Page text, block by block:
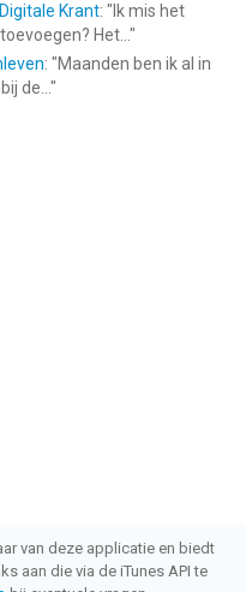
Krant: " Ik mis het
Het... "
: "Maanden ben ik al in
de... "
van deze applicatie en biedt
aan die via de iTunes API te